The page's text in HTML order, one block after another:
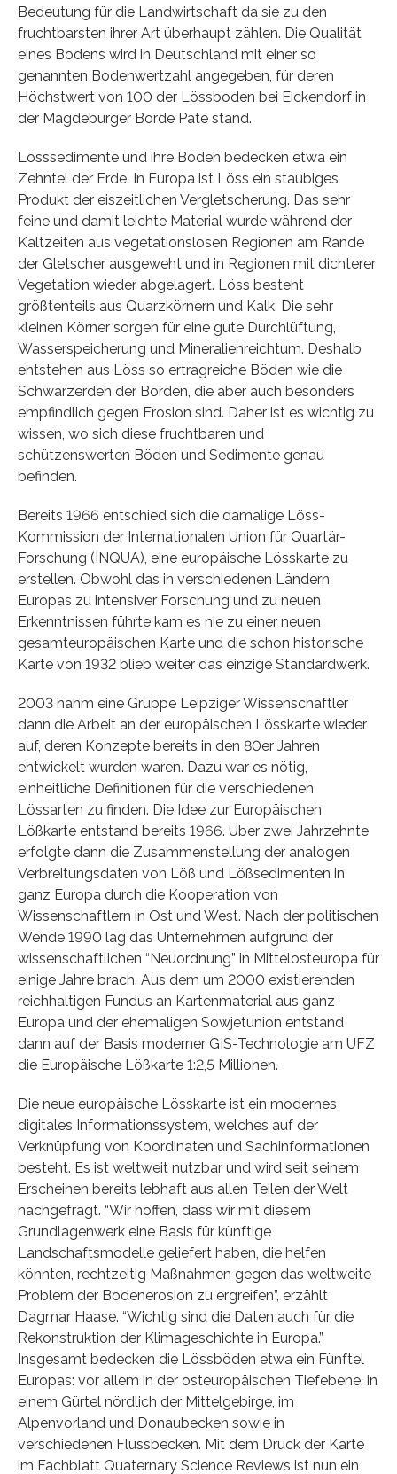
Bedeutung für die Landwirtschaft da sie zu den
fruchtbarsten ihrer Art überhaupt zählen. Die Qualität
eines Bodens wird in Deutschland mit einer so
genannten Bodenwertzahl angegeben, für deren
Höchstwert von 100 der Lössboden bei Eickendorf in
der Magdeburger Börde Pate stand.
Lösssedimente und ihre Böden bedecken etwa ein
Zehntel der Erde. In Europa ist Löss ein staubiges
Produkt der eiszeitlichen Vergletscherung. Das sehr
feine und damit leichte Material wurde während der
Kaltzeiten aus vegetationslosen Regionen am Rande
der Gletscher ausgeweht und in Regionen mit dichterer
Vegetation wieder abgelagert. Löss besteht
größtenteils aus Quarzkörnern und Kalk. Die sehr
kleinen Körner sorgen für eine gute Durchlüftung,
Wasserspeicherung und Mineralienreichtum. Deshalb
entstehen aus Löss so ertragreiche Böden wie die
Schwarzerden der Börden, die aber auch besonders
empfindlich gegen Erosion sind. Daher ist es wichtig zu
wissen, wo sich diese fruchtbaren und
schützenswerten Böden und Sedimente genau
befinden.
Bereits 1966 entschied sich die damalige Löss-
Kommission der Internationalen Union für Quartär-
Forschung (INQUA), eine europäische Lösskarte zu
erstellen. Obwohl das in verschiedenen Ländern
Europas zu intensiver Forschung und zu neuen
Erkenntnissen führte kam es nie zu einer neuen
gesamteuropäischen Karte und die schon historische
Karte von 1932 blieb weiter das einzige Standardwerk.
2003 nahm eine Gruppe Leipziger Wissenschaftler
dann die Arbeit an der europäischen Lösskarte wieder
auf, deren Konzepte bereits in den 80er Jahren
entwickelt wurden waren. Dazu war es nötig,
einheitliche Definitionen für die verschiedenen
Lössarten zu finden. Die Idee zur Europäischen
Lößkarte entstand bereits 1966. Über zwei Jahrzehnte
erfolgte dann die Zusammenstellung der analogen
Verbreitungsdaten von Löß und Lößsedimenten in
ganz Europa durch die Kooperation von
Wissenschaftlern in Ost und West. Nach der politischen
Wende 1990 lag das Unternehmen aufgrund der
wissenschaftlichen “Neuordnung” in Mittelosteuropa für
einige Jahre brach. Aus dem um 2000 existierenden
reichhaltigen Fundus an Kartenmaterial aus ganz
Europa und der ehemaligen Sowjetunion entstand
dann auf der Basis moderner GIS-Technologie am UFZ
die Europäische Lößkarte 1:2,5 Millionen.
Die neue europäische Lösskarte ist ein modernes
digitales Informationssystem, welches auf der
Verknüpfung von Koordinaten und Sachinformationen
besteht. Es ist weltweit nutzbar und wird seit seinem
Erscheinen bereits lebhaft aus allen Teilen der Welt
nachgefragt. “Wir hoffen, dass wir mit diesem
Grundlagenwerk eine Basis für künftige
Landschaftsmodelle geliefert haben, die helfen
könnten, rechtzeitig Maßnahmen gegen das weltweite
Problem der Bodenerosion zu ergreifen”, erzählt
Dagmar Haase. “Wichtig sind die Daten auch für die
Rekonstruktion der Klimageschichte in Europa.”
Insgesamt bedecken die Lössböden etwa ein Fünftel
Europas: vor allem in der osteuropäischen Tiefebene, in
einem Gürtel nördlich der Mittelgebirge, im
Alpenvorland und Donaubecken sowie in
verschiedenen Flussbecken. Mit dem Druck der Karte
im Fachblatt Quaternary Science Reviews ist nun ein